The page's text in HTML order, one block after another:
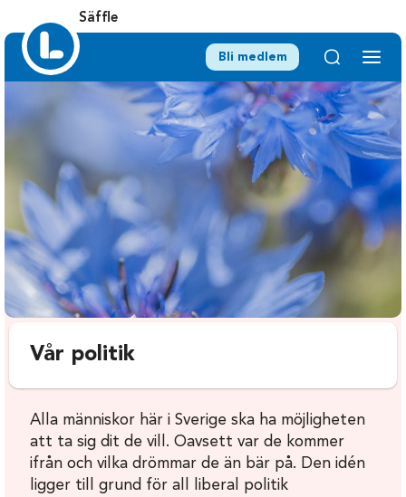
Säffle
Bli medlem
Vår politik
Alla människor här i Sverige ska ha möjligheten
att ta sig dit de vill. Oavsett var de kommer
ifrån och vilka drömmar de än bär på. Den idén
ligger till grund för all liberal politik